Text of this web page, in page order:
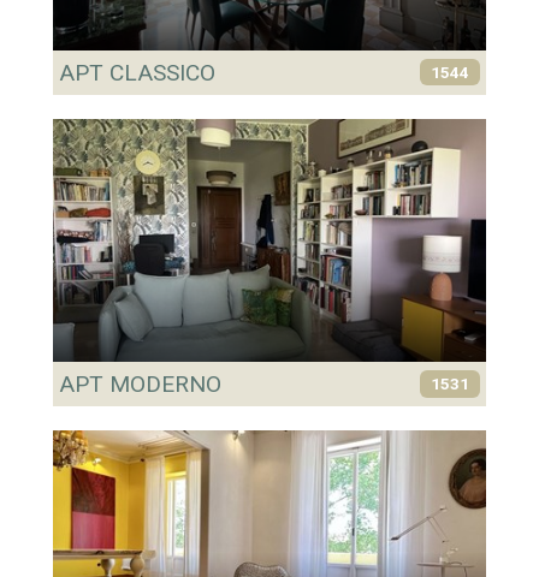
APT CLASSICO 1544
APT MODERNO 1531